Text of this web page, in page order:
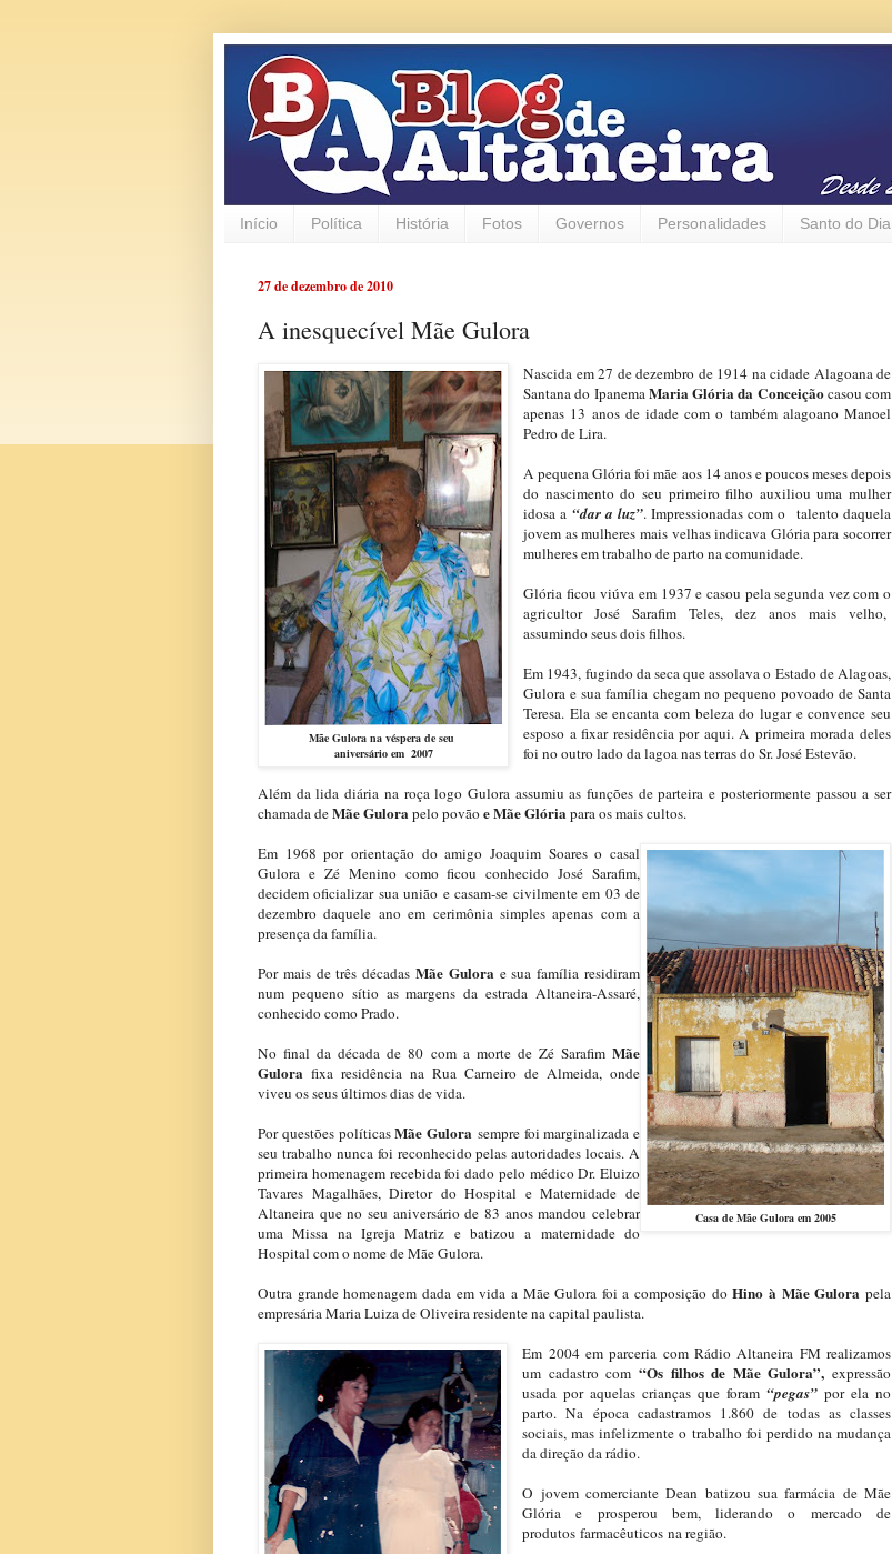
Início Política História Fotos Governos Personalidades Santo do Dia
27 de dezembro de 2010
A inesquecível Mãe Gulora
Mãe Gulora na véspera de seu
aniversário em 2007
Nascida em 27 de dezembro de 1914 na cidade Alagoana de
Santana do IpanemaMaria Glória da Conceiçãocasou com
apenas 13 anos de idade com o também alagoano Manoel
Pedro de Lira.
A pequena Glória foi mãe aos 14 anos e poucos meses depois
do nascimento do seu primeiro filho auxiliou uma mulher
idosa a “dar a luz”. Impressionadas com o talento daquela
jovem as mulheres mais velhas indicava Glória para socorrer
mulheres em trabalho de parto na comunidade.
Glória ficou viúva em 1937 e casou pela segunda vez com o
agricultor José Sarafim Teles, dez anos mais velho,
assumindo seus dois filhos.
Em 1943, fugindo da seca que assolava o Estado de Alagoas,
Gulora e sua família chegam no pequeno povoado de Santa
Teresa. Ela se encanta com beleza do lugar e convence seu
esposo a fixar residência por aqui. A primeira morada deles
foi no outro lado da lagoa nas terras do Sr. José Estevão.
Além da lida diária na roça logo Gulora assumiu as funções de parteira e posteriormente passou a ser
chamada deMãe Gulorapelo povãoe Mãe Glóriapara os mais cultos.
Casa de Mãe Gulora em 2005
Em 1968 por orientação do amigo Joaquim Soares o casal
Gulora e Zé Menino como ficou conhecido José Sarafim,
decidem oficializar sua união e casam-se civilmente em 03 de
dezembro daquele ano em cerimônia simples apenas com a
presença da família.
Por mais de três décadas Mãe Gulorae sua família residiram
num pequeno sítio as margens da estrada Altaneira-Assaré,
conhecido como Prado.
No final da década de 80 com a morte de Zé Sarafim Mãe
Gulora fixa residência na Rua Carneiro de Almeida, onde
viveu os seus últimos dias de vida.
Por questões políticasMãe Gulora sempre foi marginalizada e
seu trabalho nunca foi reconhecido pelas autoridades locais. A
primeira homenagem recebida foi dado pelo médico Dr. Eluizo
Tavares Magalhães, Diretor do Hospital e Maternidade de
Altaneira que no seu aniversário de 83 anos mandou celebrar
uma Missa na Igreja Matriz e batizou a maternidade do
Hospital com o nome de Mãe Gulora.
Outra grande homenagem dada em vida a Mãe Gulora foi a composição doHino à Mãe Gulora pela
empresária Maria Luiza de Oliveira residente na capital paulista.
Em 2004 em parceria com Rádio Altaneira FM realizamos
um cadastro com “Os filhos de Mãe Gulora”,expressão
usada por aquelas crianças que foram“pegas” por ela no
parto. Na época cadastramos 1.860 de todas as classes
sociais, mas infelizmente o trabalho foi perdido na mudança
da direção da rádio.
O jovem comerciante Dean batizou sua farmácia de Mãe
Glória e prosperou bem, liderando o mercado de
produtos farmacêuticos na região.